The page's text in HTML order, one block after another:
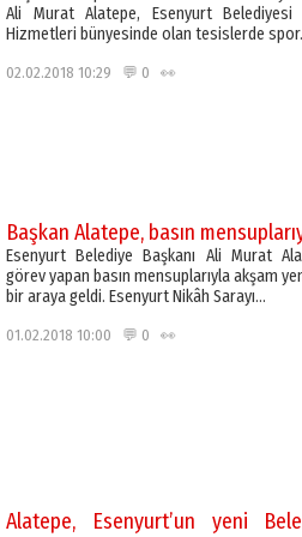
Ali Murat Alatepe, Esenyurt
Hizmetleri bünyesinde olan tesislerde
02.02.2018 10:29 💬 0 👀
Başkan Alatepe, basın
Esenyurt Belediye Başkanı Ali Murat
görev yapan basın mensuplarıyla akşam
bir araya geldi. Esenyurt Nikâh Sarayı…
01.02.2018 10:00 💬 0 👀
Alatepe, Esenyurt’un yeni